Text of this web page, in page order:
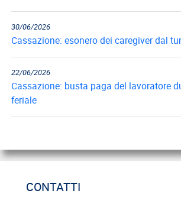
30/06/2026
Cassazione: esonero dei caregiver dal
22/06/2026
Cassazione: busta paga del lavoratore
feriale
Cassazione: estorsione e insicurezza sul
CONTATTI